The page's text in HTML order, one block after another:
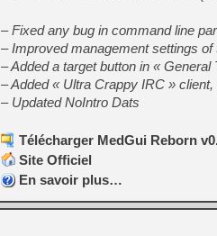
– Fixed any bug in command line
– Improved management settings
– Added a target button in «
– Added « Ultra Crappy IRC »
– Updated NoIntro Dats
Télécharger MedGui Reborn
Site Officiel
En savoir plus…